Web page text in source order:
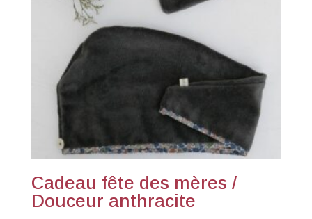
Cadeau fête des mères /
Douceur anthracite